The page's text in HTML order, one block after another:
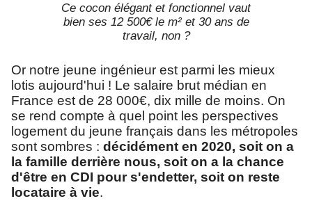
Ce cocon élégant et fonctionnel vaut
bien ses 12 500€ le m² et 30 ans de
travail, non ?
Or notre jeune ingénieur est parmi les mieux
lotis aujourd'hui ! Le salaire brut médian en
France est de 28 000€, dix mille de moins. On
se rend compte à quel point les perspectives
logement du jeune français dans les métropoles
sont sombres : décidément en 2020, soit on a
la famille derrière nous, soit on a la chance
d'être en CDI pour s'endetter, soit on reste
locataire à vie.